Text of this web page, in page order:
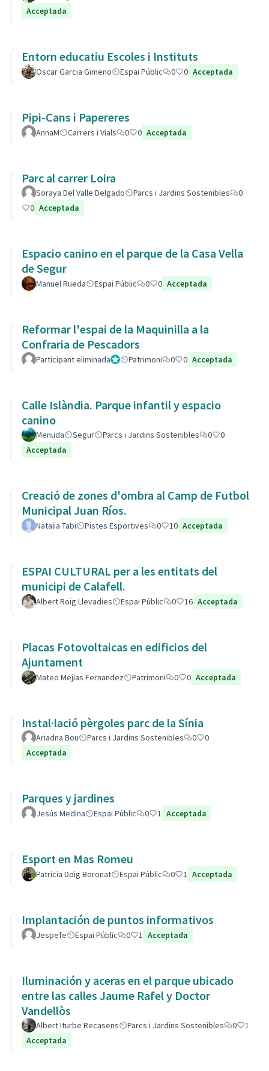
Acceptada
Entorn educatiu Escoles i Instituts
Oscar Garcia Gimeno Espai Públic 0 0 Acceptada
Pipi-Cans i Papereres
AnnaM Carrers i Vials 0 0 Acceptada
Parc al carrer Loira
Soraya Del Valle Delgado Parcs i Jardins Sostenibles
0
0 Acceptada
Espacio canino en el parque de la Casa Vella
de Segur
Manuel Rueda Espai Públic 0 0 Acceptada
Reformar l'espai de la Maquinilla a la
Confraria de Pescadors
Participant eliminadaAdministrador
Patrimoni 0 0 Acceptada
Calle Islàndia. Parque infantil y espacio
canino
Menuda Segur Parcs i Jardins Sostenibles 0
0
Acceptada
Creació de zones d'ombra al Camp de Futbol
Municipal Juan Ríos.
Natalia Tabi Pistes Esportives 0 10 Acceptada
ESPAI CULTURAL per a les entitats del
municipi de Calafell.
Albert Roig Llevadies Espai Públic 0 16 Acceptada
Placas Fotovoltaicas en edificios del
Ajuntament
Mateo Mejias Fernandez Patrimoni 0 0 Acceptada
Instal·lació pèrgoles parc de la Sínia
Ariadna Bou Parcs i Jardins Sostenibles 0
0
Acceptada
Parques y jardines
Jesús Medina Espai Públic 0 1 Acceptada
Esport en Mas Romeu
Patricia Doig Boronat Espai Públic 0 1 Acceptada
Implantación de puntos informativos
Jespefe Espai Públic 0 1 Acceptada
Iluminación y aceras en el parque ubicado
entre las calles Jaume Rafel y Doctor
Vandellòs
Albert Iturbe Recasens Parcs i Jardins Sostenibles 0
1
Acceptada